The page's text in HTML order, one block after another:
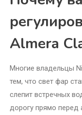
Almera
Многие владельцы
тем, что свет фар
слепит встречных
дорогу прямо перед